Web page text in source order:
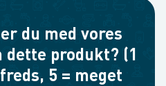
du med vores
produkt? (1
5 = meget